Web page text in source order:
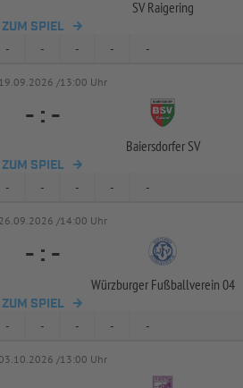
SV Raigering
ZUM SPIEL
- - - - -
19.09.2026 /13:00 Uhr
- : -
Baiersdorfer SV
ZUM SPIEL
- - - - -
26.09.2026 /14:00 Uhr
- : -
Würzburger Fußballverein 04
ZUM SPIEL
- - - - -
03.10.2026 /13:00 Uhr